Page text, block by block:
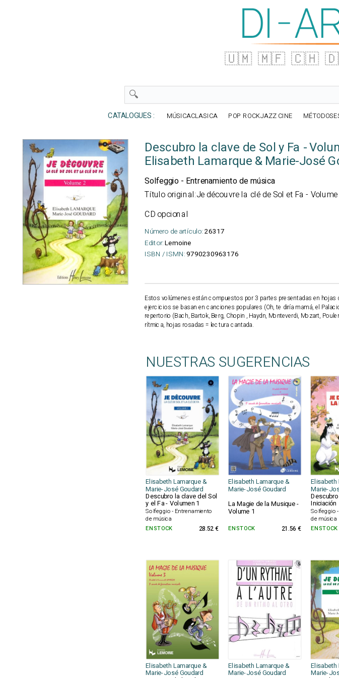
🇺🇲 🇲🇫 🇨🇭
CATALOGUES : MÚSICACLASICA POP ROCKJAZZ CINE
Descubro la clave de Sol y Fa -
Elisabeth Lamarque & Marie-José
Solfeggio - Entrenamiento de música
Título original:Je découvre la clé de Sol et Fa -
CD opcional
Número de artículo: 26317
Editor:Lemoine
ISBN / ISMN:9790230963176
Estos volúmenes están compuestos por 3 partes presentadas en
ejercicios se basan en canciones populares (Oh, te diría mamá, el
repertorio (Bach, Bartok, Berg, Chopin , Haydn, Monteverdi, Mozart,
rítmica, hojas rosadas = lectura cantada.
NUESTRAS SUGERENCIAS
Elisabeth Lamarque &
Marie-José Goudard
Elisabeth Lamarque &
Marie-José Goudard
Elisabeth
Marie-
Descubro la clave del Sol
y el Fa - Volumen 1
Solfeggio - Entrenamiento
de música
La Magie de la Musique -
Volume 1
Iniciación
Solfeggio
de música
EN STOCK
28.52 € EN STOCK 21.56 € EN STOCK
Elisabeth Lamarque &
Marie-José Goudard
Elisabeth Lamarque &
Marie-José Goudard
Elisabeth
Marie-